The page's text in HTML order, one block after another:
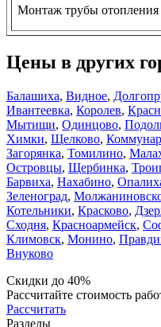
Монтаж трубы отопления
Цены в других
Балашиха, Видное,
Ивантеевка, Королев,
Мытищи, Одинцово,
Химки, Щелково,
Загорянка, Томилино,
Островцы, Щербинка,
Барвиха, Нахабино,
Зеленоград,
Котельники, Красково,
Сходня, Красноармейск,
Климовск, Монино,
Внуково
Скидки до 40%
Рассчитайте стоимость
Рассчитать
Разделы